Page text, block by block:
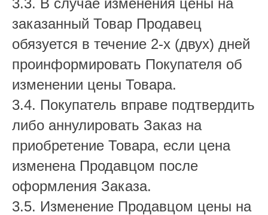
3.3. В случае изменения цены на
заказанный Товар Продавец
обязуется в течение 2-х (двух) дней
проинформировать Покупателя об
изменении цены Товара.
3.4. Покупатель вправе подтвердить
либо аннулировать Заказ на
приобретение Товара, если цена
изменена Продавцом после
оформления Заказа.
3.5. Изменение Продавцом цены на